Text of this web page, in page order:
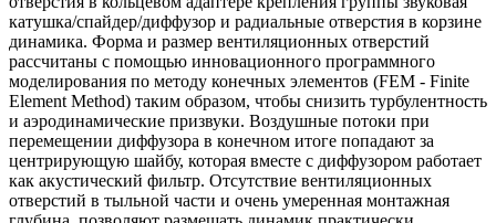
катушка/спайдер/диффузор и радиальные отверстия в корзине
динамика. Форма и размер вентиляционных отверстий
рассчитаны с помощью инновационного программного
моделирования по методу конечных элементов (FEM - Finite
Element Method) таким образом, чтобы снизить турбулентность
и аэродинамические призвуки. Воздушные потоки при
перемещении диффузора в конечном итоге попадают за
центрирующую шайбу, которая вместе с диффузором работает
как акустический фильтр. Отсутствие вентиляционных
отверстий в тыльной части и очень умеренная монтажная